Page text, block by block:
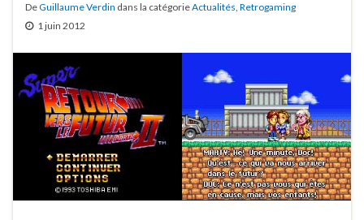
DeGuillaume Verdin dans la catégorieActualités, Retrogaming
1 juin 2012